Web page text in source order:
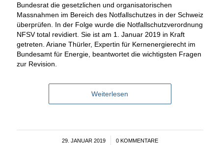
Bundesrat die gesetzlichen und organisatorischen
Massnahmen im Bereich des Notfallschutzes in der Schweiz
überprüfen. In der Folge wurde die Notfallschutzverordnung
NFSV total revidiert. Sie ist am 1. Januar 2019 in Kraft
getreten. Ariane Thürler, Expertin für Kernenergierecht im
Bundesamt für Energie, beantwortet die wichtigsten Fragen
zur Revision.
Weiterlesen
29. JANUAR 2019
/ 0 KOMMENTARE